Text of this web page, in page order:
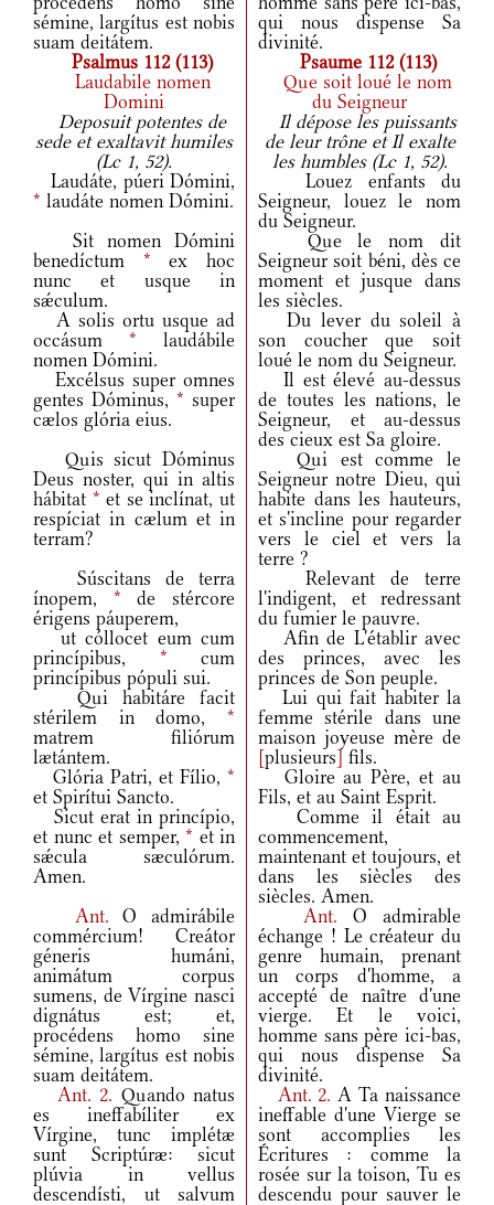
sémine, largítus est nobis
suam deitátem.
qui nous dispense Sa
divinité.
Psalmus 112 (113)
Psaume 112 (113)
Laudabile nomen
Domini
Que soit loué le nom
du Seigneur
Deposuit potentes de
sede et exaltavit humiles
(Lc 1, 52).
Il dépose les puissants
de leur trône et Il exalte
les humbles (Lc 1, 52).
Laudáte, púeri Dómini,
* laudáte nomen Dómini.
Louez enfants du
Seigneur, louez le nom
du Seigneur.
Sit nomen Dómini
benedíctum * ex hoc
nunc et usque in
sǽculum.
Que le nom dit
Seigneur soit béni, dès ce
moment et jusque dans
les siècles.
A solis ortu usque ad
occásum * laudábile
nomen Dómini.
Du lever du soleil à
son coucher que soit
loué le nom du Seigneur.
Excélsus super omnes
gentes Dóminus, * super
cælos glória eius.
Il est élevé au-dessus
de toutes les nations, le
Seigneur, et au-dessus
des cieux est Sa gloire.
Quis sicut Dóminus
Deus noster, qui in altis
hábitat * et se inclínat, ut
respíciat in cælum et in
terram?
Qui est comme le
Seigneur notre Dieu, qui
habite dans les hauteurs,
et s'incline pour regarder
vers le ciel et vers la
terre ?
Súscitans de terra
ínopem, * de stércore
érigens páuperem,
Relevant de terre
l'indigent, et redressant
du fumier le pauvre.
ut cóllocet eum cum
princípibus, * cum
princípibus pópuli sui.
Afin de L'établir avec
des princes, avec les
princes de Son peuple.
Qui habitáre facit
stérilem in domo, *
matrem filiórum
lætántem.
Lui qui fait habiter la
femme stérile dans une
maison joyeuse mère de
[plusieurs] fils.
Glória Patri, et Fílio, *
et Spirítui Sancto.
Gloire au Père, et au
Fils, et au Saint Esprit.
Sicut erat in princípio,
et nunc et semper, * et in
sǽcula sæculórum.
Amen.
Comme il était au
commencement,
maintenant et toujours, et
dans les siècles des
siècles. Amen.
Ant.O admirábile
commércium! Creátor
géneris humáni,
animátum corpus
sumens, de Vírgine nasci
dignátus est; et,
procédens homo sine
sémine, largítus est nobis
suam deitátem.
Ant.O admirable
échange ! Le créateur du
genre humain, prenant
un corps d'homme, a
accepté de naître d'une
vierge. Et le voici,
homme sans père ici-bas,
qui nous dispense Sa
divinité.
Ant. 2. Quando natus
es ineffabíliter ex
Vírgine, tunc implétæ
sunt Scriptúræ: sicut
plúvia in vellus
descendísti, ut salvum
Ant. 2. A Ta naissance
ineffable d'une Vierge se
sont accomplies les
Écritures : comme la
rosée sur la toison, Tu es
descendu pour sauver le